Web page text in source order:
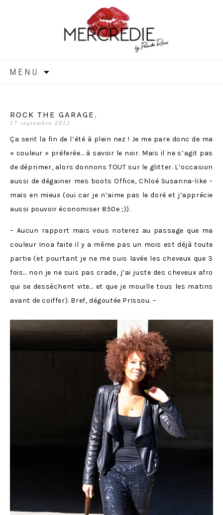
MERCREDIE
MENU
ROCK THE GARAGE.
17 septembre 2012
Ça sent la fin de l’été à plein nez ! Je me pare donc de ma
« couleur » préferée… à savoir le noir. Mais il ne s’agit pas
de déprimer, alors donnons TOUT sur le glitter. L’occasion
aussi de dégainer mes boots Office, Chloé Susanna-like –
mais en mieux (oui car je n’aime pas le doré et j’apprécie
aussi pouvoir économiser 850e ;)).
– Aucun rapport mais vous noterez au passage que ma
couleur Inoa faite il y a même pas un mois est déjà toute
partie (et pourtant je ne me suis lavée les cheveux que 3
fois… non je ne suis pas crade, j’ai juste des cheveux afro
qui se dessèchent vite… et que je mouille tous les matins
avant de coiffer). Bref, dégoutée Prissou. –